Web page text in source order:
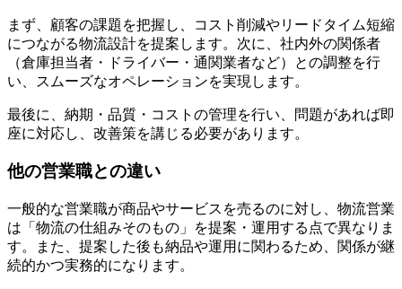
まず、顧客の課題を把握し、コスト削減やリードタイム短縮
につながる物流設計を提案します。次に、社内外の関係者
（倉庫担当者・ドライバー・通関業者など）との調整を行
い、スムーズなオペレーションを実現します。
最後に、納期・品質・コストの管理を行い、問題があれば即
座に対応し、改善策を講じる必要があります。
他の営業職との違い
一般的な営業職が商品やサービスを売るのに対し、物流営業
は「物流の仕組みそのもの」を提案・運用する点で異なりま
す。また、提案した後も納品や運用に関わるため、関係が継
続的かつ実務的になります。